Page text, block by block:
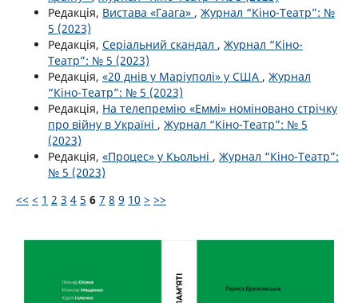
Редакція, Вистава «Гаага» , Журнал “Кіно-Театр”: №
5 (2023)
Редакція, Серіальний скандал , Журнал “Кіно-
Театр”: № 5 (2023)
Редакція, «20 днів у Маріуполі» у США , Журнал
“Кіно-Театр”: № 5 (2023)
Редакція, На телепремію «Еммі» номіновано стрічку
про війну в Україні , Журнал “Кіно-Театр”: № 5
(2023)
Редакція, «Процес» у Кьольні , Журнал “Кіно-Театр”:
№ 5 (2023)
<< < 1 2 3 4 5 6 7 8 9 10 > >>